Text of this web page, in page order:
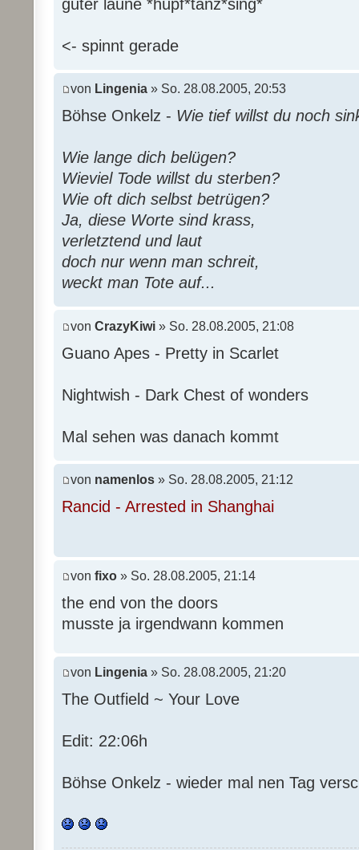
guter laune *hüpf*tanz*sing*
<- spinnt gerade
von Lingenia » So. 28.08.2005, 20:53
Böhse Onkelz - Wie tief willst du noch
Wie lange dich belügen?
Wieviel Tode willst du sterben?
Wie oft dich selbst betrügen?
Ja, diese Worte sind krass,
verletztend und laut
doch nur wenn man schreit,
weckt man Tote auf...
von CrazyKiwi » So. 28.08.2005, 21:08
Guano Apes - Pretty in Scarlet
Nightwish - Dark Chest of wonders
Mal sehen was danach kommt
von namenlos » So. 28.08.2005, 21:12
Rancid - Arrested in Shanghai
von fixo » So. 28.08.2005, 21:14
the end von the doors
musste ja irgendwann kommen
von Lingenia » So. 28.08.2005, 21:20
The Outfield ~ Your Love
Edit: 22:06h
Böhse Onkelz - wieder mal nen Tag